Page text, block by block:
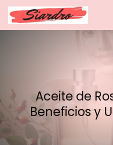
Aceite de
Beneficios y